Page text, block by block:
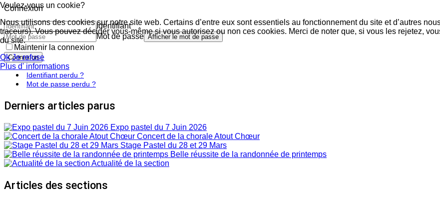
Connexion
Identifiant
Mot de passe Afficher le mot de passe
Maintenir la connexion
Connexion
Identifiant perdu ?
Mot de passe perdu ?
Derniers articles parus
Expo pastel du 7 Juin 2026
Concert de la chorale Atout Chœur
Stage Pastel du 28 et 29 Mars
Belle réussite de la randonnée de printemps
Actualité de la section
Articles des sections
Voulez-vous un cookie?
Nous utilisons des cookies sur notre site web. Certains d’entre eux sont essentiels au fonctionnement du site et d’autres
traceurs). Vous pouvez décider vous-même si vous autorisez ou non ces cookies. Merci de noter que, si vous les rejetez,
du site.
Ok Je refuse
Plus d' informations